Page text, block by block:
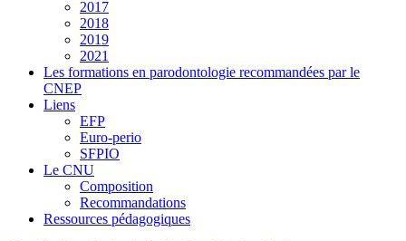
2017
2018
2019
2021
Les formations en parodontologie recommandées par le
CNEP
Liens
EFP
Euro-perio
SFPIO
Le CNU
Composition
Recommandations
Ressources pédagogiques